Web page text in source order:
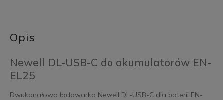
Opis
Newell DL-USB-C do akumulatorów EN-
EL25
Dwukanałowa ładowarka Newell DL-USB-C dla baterii EN-